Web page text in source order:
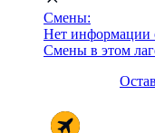
Смены:
Нет информации
Смены в этом